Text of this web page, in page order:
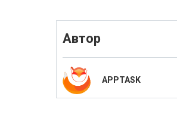
Автор
APPTASK